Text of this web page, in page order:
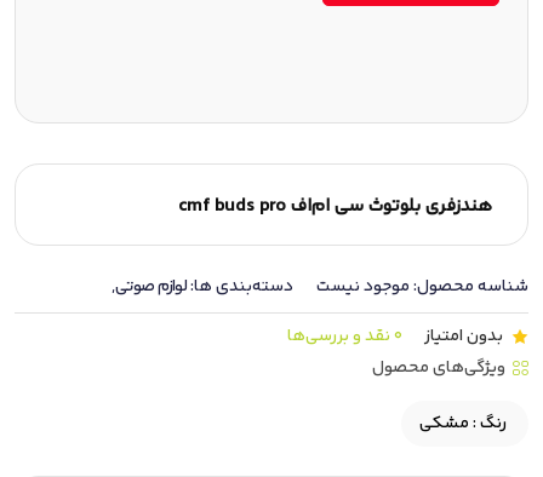
هندزفری بلوتوث سی ام‌اف cmf buds pro
شناسه محصول:موجود نیست دسته‌بندی ها:لوازم صوتی,
بدون امتیاز
0 نقد و بررسی‌ها
ویژگی‌های محصول
رنگ :مشکی